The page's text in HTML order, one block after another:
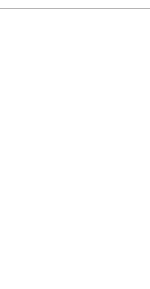
- Repose pouce
Tous ces